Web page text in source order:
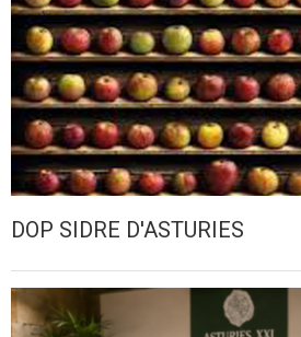
DOP SIDRE D'ASTURIES